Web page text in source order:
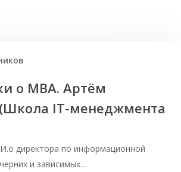
о МВА. Артём
IT-менеджмента
директора по информационной
и зависимых…